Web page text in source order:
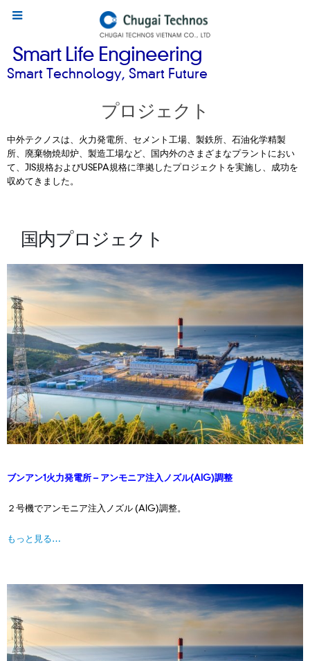
Smart Life Engineering
Smart Technology, Smart Future
プロジェクト
中外テクノスは、火力発電所、セメント工場、製鉄所、石油化学精製
所、廃棄物焼却炉、製造工場など、国内外のさまざまなプラントにおい
て、JIS規格およびUSEPA規格に準拠したプロジェクトを実施し、成功を
収めてきました。
国内プロジェクト
ブンアン1火力発電所 – アンモニア注⼊ノズル(AIG)調整
２号機でアンモニア注⼊ノズル (AIG)調整。
もっと見る…